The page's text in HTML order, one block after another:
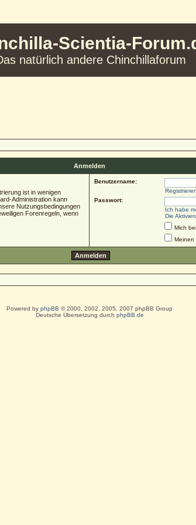
Scientia-
natürlich andere Chinchillaforum
Anmelden
ist in wenigen
Administration kann
Nutzungsbedingungen
Forenregeln, wenn
Benutzername:
Registrieren
Passwort:
Ich habe
Die
Mich
Meinen
Powered by phpBB © 2000, 2002, 2005, 2007 phpBB Group
Deutsche Übersetzung durch phpBB.de